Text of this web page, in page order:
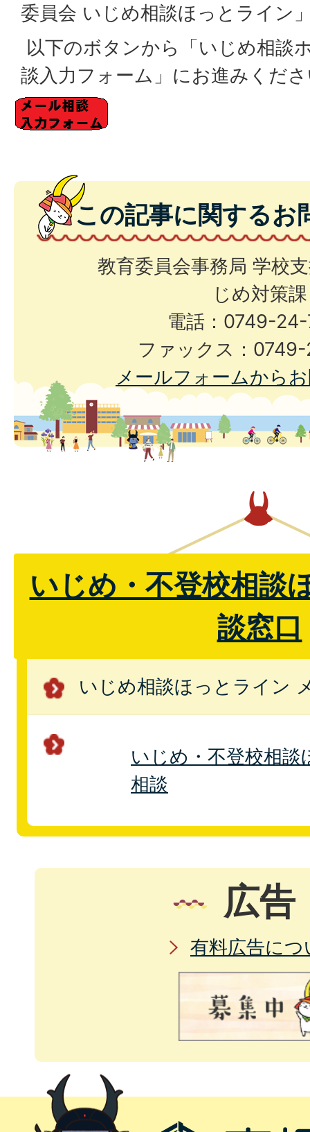
委員会 いじめ相談ほっとライン
以下のボタンから「いじめ相談
談入力フォーム」にお進みくだ
この記事に関するお
教育委員会事務局 学校
じめ対策課
電話：0749-
ファックス：
メールフォームから
いじめ・不登校相談
談窓口
いじめ相談ほっとライン
いじめ・不登校相
相談
広告
有料広告につ